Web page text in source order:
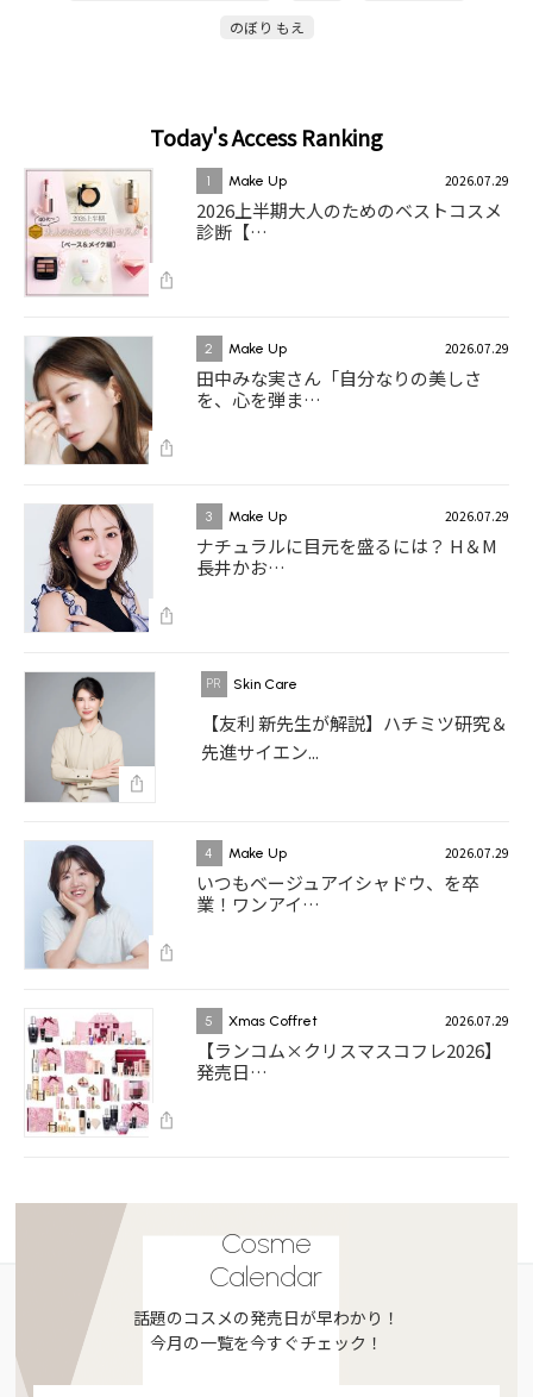
のぼり もえ
Today's Access Ranking
1 Make Up 2026.07.29
2026上半期大人のためのベストコスメ
診断【…
2 Make Up 2026.07.29
田中みな実さん「自分なりの美しさ
を、心を弾ま…
3 Make Up 2026.07.29
ナチュラルに目元を盛るには？ H＆M
長井かお…
Skin Care
【友利 新先生が解説】ハチミツ研究＆
先進サイエン...
4 Make Up 2026.07.29
いつもベージュアイシャドウ、を卒
業！ワンアイ…
5 Xmas Coffret 2026.07.29
【ランコム×クリスマスコフレ2026】
発売日…
Cosme
Calendar
話題のコスメの発売日が早わかり！
今月の一覧を今すぐチェック！